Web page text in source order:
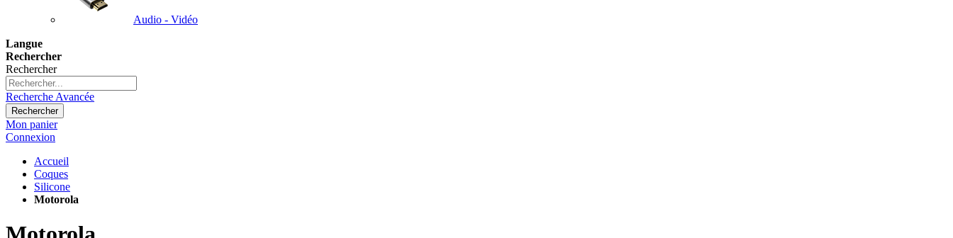
Audio - Vidéo
Langue
Rechercher
Rechercher
Recherche Avancée
Rechercher
Mon panier
Connexion
Accueil
Coques
Silicone
Motorola